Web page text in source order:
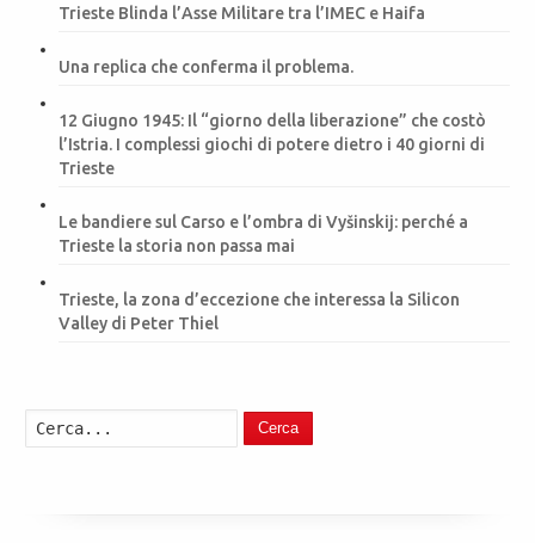
Trieste Blinda l’Asse Militare tra l’IMEC e Haifa
Una replica che conferma il problema.
12 Giugno 1945: Il “giorno della liberazione” che costò
l’Istria. I complessi giochi di potere dietro i 40 giorni di
Trieste
Le bandiere sul Carso e l’ombra di Vyšinskij: perché a
Trieste la storia non passa mai
Trieste, la zona d’eccezione che interessa la Silicon
Valley di Peter Thiel
Cerca